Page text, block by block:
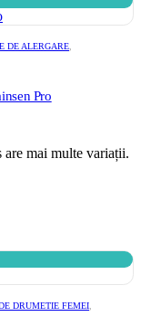
DE ALERGARE
Pro
are mai multe variații.
DRUMETIE FEMEI